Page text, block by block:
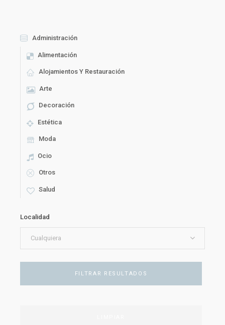
Administración
Alimentación
Alojamientos Y Restauración
Arte
Decoración
Estética
Moda
Ocio
Otros
Salud
Localidad
Cualquiera
FILTRAR RESULTADOS